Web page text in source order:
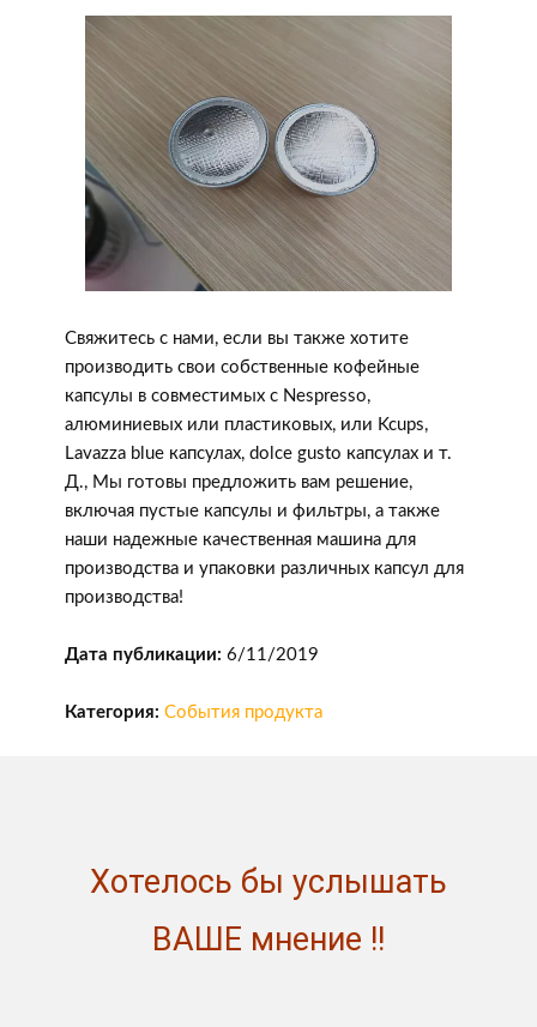
Свяжитесь с нами, если вы также хотите
производить свои собственные кофейные
капсулы в совместимых с Nespresso,
алюминиевых или пластиковых, или Kcups,
Lavazza blue капсулах, dolce gusto капсулах и т.
Д., Мы готовы предложить вам решение,
включая пустые капсулы и фильтры, а также
наши надежные качественная машина для
производства и упаковки различных капсул для
производства!
Дата публикации: 6/11/2019
Категория: События продукта
Хотелось бы услышать
ВАШЕ мнение !!